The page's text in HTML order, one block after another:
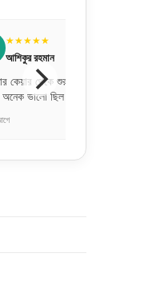
★★★★★
রিপন মিয়া
প্রসেস অনেক ফাস্ট। কাল অর্ডার
ধন্যবাদ সাফা ডোরস।”